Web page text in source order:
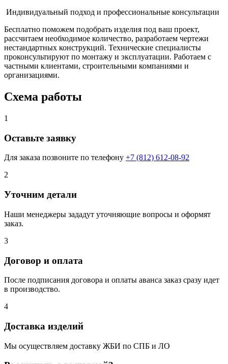
Индивидуальный подход и профессиональные консультации
Бесплатно поможем подобрать изделия под ваш проект,
рассчитаем необходимое количество, разработаем чертежи
нестандартных конструкций. Технические специалисты
проконсультируют по монтажу и эксплуатации. Работаем с
частными клиентами, строительными компаниями и
организациями.
Схема работы
1
Оставьте заявку
Для заказа позвоните по телефону +7 (812) 612-08-92
2
Уточним детали
Наши менеджеры зададут уточняющие вопросы и оформят
заказ.
3
Договор и оплата
После подписания договора и оплаты аванса заказ сразу идет
в производство.
4
Доставка изделий
Мы осуществляем доставку ЖБИ по СПБ и ЛО